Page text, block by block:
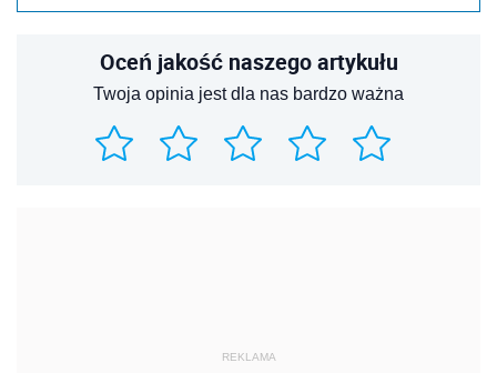
Oceń jakość naszego artykułu
Twoja opinia jest dla nas bardzo ważna
REKLAMA